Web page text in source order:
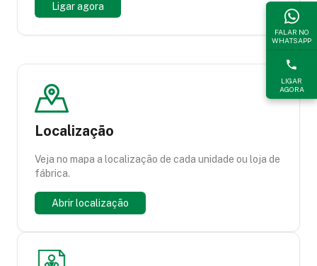
Ligar agora
Localização
Veja no mapa a localização de cada unidade ou loja de
fábrica.
Abrir localização
FALAR NO
WHATSAPP
LIGAR
AGORA